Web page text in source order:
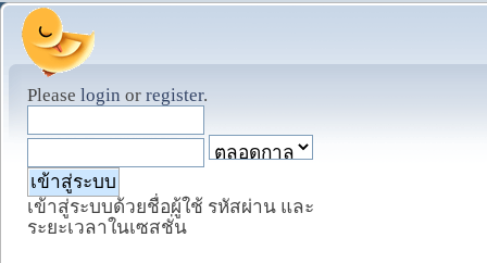
Please login or register.
เข้าสู่ระบบด้วยชื่อผู้ใช้ รหัสผ่าน และ
ระยะเวลาในเซสชั่น